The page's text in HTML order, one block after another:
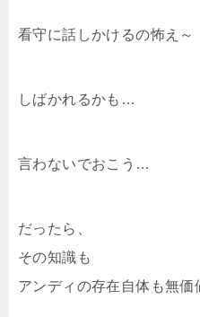
看守に話しかけるの怖え～
しばかれるかも…
言わないでおこう…
だったら、
その知識も
アンディの存在自体も無価